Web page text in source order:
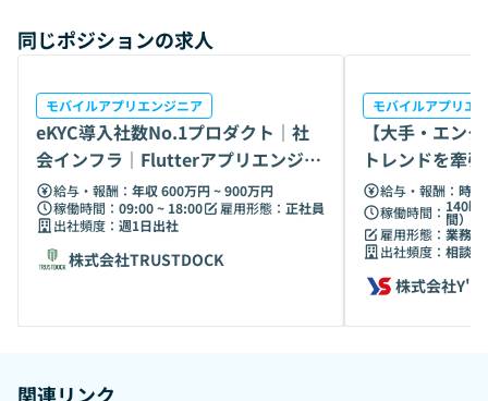
長期的なサポートを約束します。 外部からの評価：
サイトをご覧ください。 https://www.tiglon-
partners.com/about_us/company https://www.tiglon-
partners.com/member
同じポジションの求人
モバイルアプリエンジニア
eKYC導入社数No.1プロダクト｜社
会インフラ｜Flutterアプリエンジニ
ア給与・報酬： 年収 600万円 ~ 900万円
稼働時間： 09:00 ~ 18:00 雇用形態： 正社員
出社頻度： 週1日出社
株式会社TRUSTDOCK
モバイルアプリエ
【大手・エン
トレンドを牽
エンジニア募
給与・報酬： 時
稼働時間： 140時
間）
雇用形態： 業務委
出社頻度： 相談
株式会社Y's
関連リンク